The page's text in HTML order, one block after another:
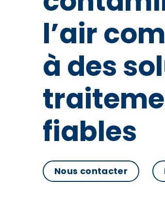
l’air
à des
fiables
Nous contacter